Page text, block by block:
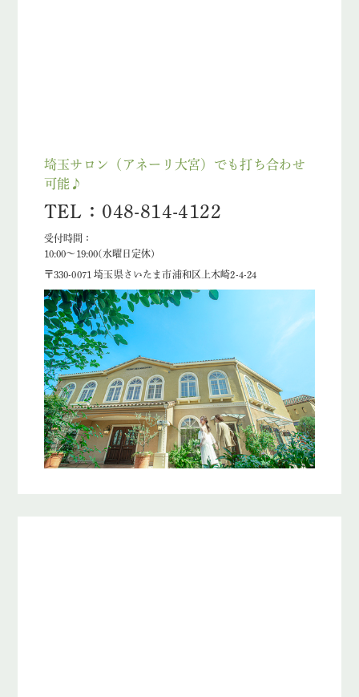
埼玉サロン（アネーリ大宮）でも打ち合わせ
可能♪
TEL：048-814-4122
受付時間：
10:00〜19:00(水曜日定休)
〒330-0071 埼玉県さいたま市浦和区上木崎2-4-24